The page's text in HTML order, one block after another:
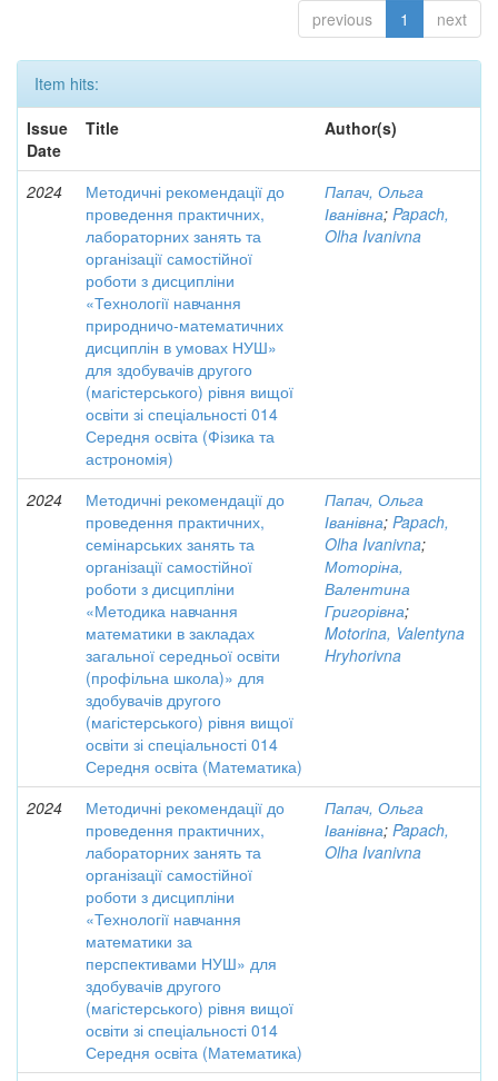
previous 1 next
Item hits:
Issue
Date
Title Author(s)
2024
Методичні рекомендації до
проведення практичних,
лабораторних занять та
організації самостійної
роботи з дисципліни
«Технології навчання
природничо-математичних
дисциплін в умовах НУШ»
для здобувачів другого
(магістерського) рівня вищої
освіти зі спеціальності 014
Середня освіта (Фізика та
астрономія)
Папач, Ольга
Іванівна; Papach,
Olha Ivanivna
2024
Методичні рекомендації до
проведення практичних,
семінарських занять та
організації самостійної
роботи з дисципліни
«Методика навчання
математики в закладах
загальної середньої освіти
(профільна школа)» для
здобувачів другого
(магістерського) рівня вищої
освіти зі спеціальності 014
Середня освіта (Математика)
Папач, Ольга
Іванівна; Papach,
Olha Ivanivna;
Моторіна,
Валентина
Григорівна;
Motorina, Valentyna
Hryhorivna
2024
Методичні рекомендації до
проведення практичних,
лабораторних занять та
організації самостійної
роботи з дисципліни
«Технології навчання
математики за
перспективами НУШ» для
здобувачів другого
(магістерського) рівня вищої
освіти зі спеціальності 014
Середня освіта (Математика)
Папач, Ольга
Іванівна; Papach,
Olha Ivanivna